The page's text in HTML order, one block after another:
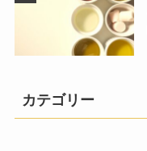
カテゴリー